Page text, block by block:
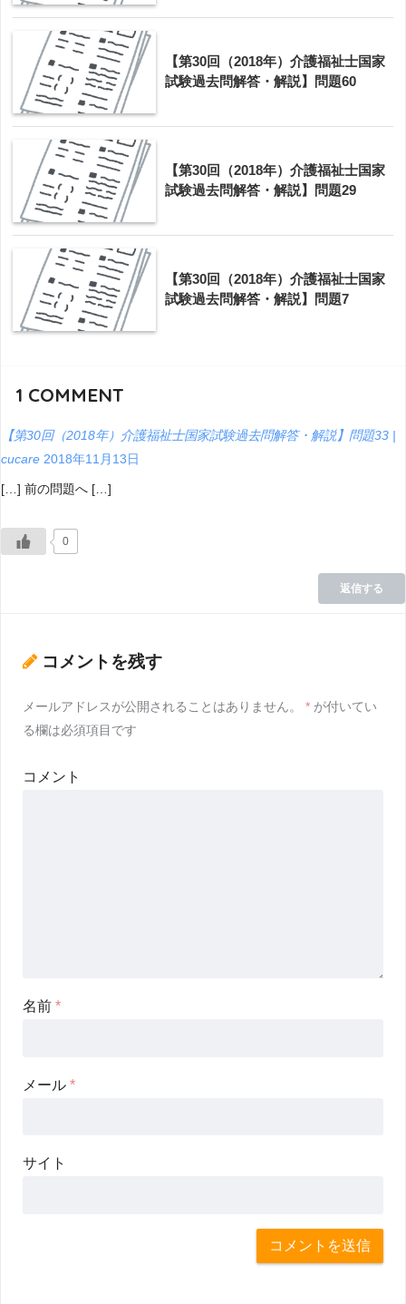
【第30回（2018年）介護福祉士国家
試験過去問解答・解説】問題60
【第30回（2018年）介護福祉士国家
試験過去問解答・解説】問題29
【第30回（2018年）介護福祉士国家
試験過去問解答・解説】問題7
1 COMMENT
【第30回（2018年）介護福祉士国家試験過去問解答・解説】問題33 |
cucare 2018年11月13日
[…] 前の問題へ […]
0
返信する
コメントを残す
メールアドレスが公開されることはありません。 * が付いてい
る欄は必須項目です
コメント
名前 *
メール *
サイト